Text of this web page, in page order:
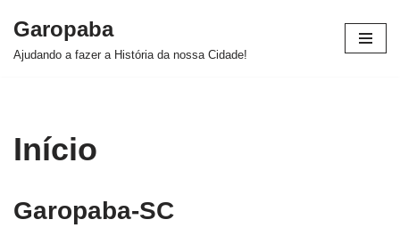
Pular
Garopaba
Ajudando a fazer a História da nossa Cidade!
Início
Garopaba-SC